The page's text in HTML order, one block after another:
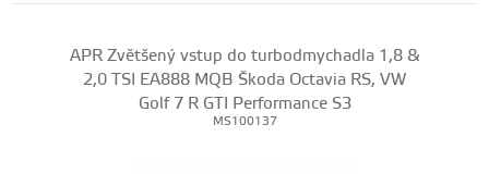
APR Zvětšený vstup do turbodmychadla 1,8 &
2,0 TSI EA888 MQB Škoda Octavia RS, VW
Golf 7 R GTI Performance S3
MS100137